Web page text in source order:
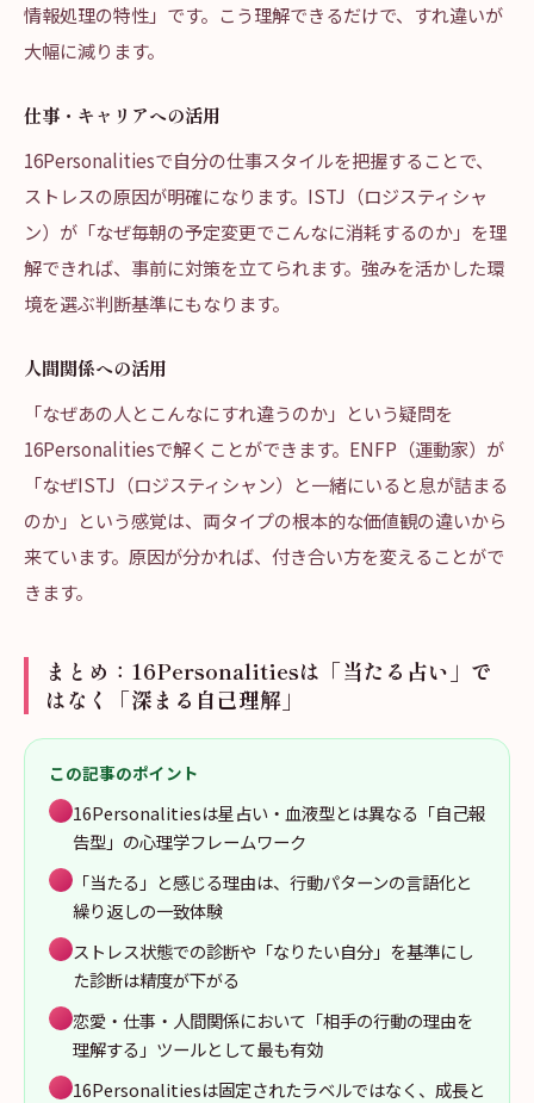
情報処理の特性」です。こう理解できるだけで、すれ違いが
大幅に減ります。
仕事・キャリアへの活用
16Personalitiesで自分の仕事スタイルを把握することで、
ストレスの原因が明確になります。ISTJ（ロジスティシャ
ン）が「なぜ毎朝の予定変更でこんなに消耗するのか」を理
解できれば、事前に対策を立てられます。強みを活かした環
境を選ぶ判断基準にもなります。
人間関係への活用
「なぜあの人とこんなにすれ違うのか」という疑問を
16Personalitiesで解くことができます。ENFP（運動家）が
「なぜISTJ（ロジスティシャン）と一緒にいると息が詰まる
のか」という感覚は、両タイプの根本的な価値観の違いから
来ています。原因が分かれば、付き合い方を変えることがで
きます。
まとめ：16Personalitiesは「当たる占い」で
はなく「深まる自己理解」
この記事のポイント
16Personalitiesは星占い・血液型とは異なる「自己報
告型」の心理学フレームワーク
「当たる」と感じる理由は、行動パターンの言語化と
繰り返しの一致体験
ストレス状態での診断や「なりたい自分」を基準にし
た診断は精度が下がる
恋愛・仕事・人間関係において「相手の行動の理由を
理解する」ツールとして最も有効
16Personalitiesは固定されたラベルではなく、成長と